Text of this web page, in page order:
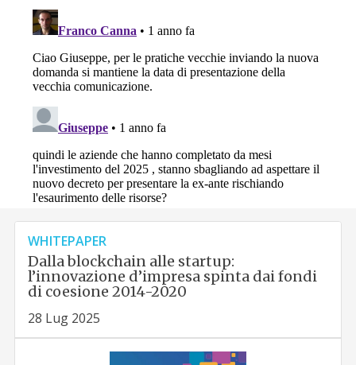
WHITEPAPER
Dalla blockchain alle startup:
l’innovazione d’impresa spinta dai fondi
di coesione 2014-2020
28 Lug 2025